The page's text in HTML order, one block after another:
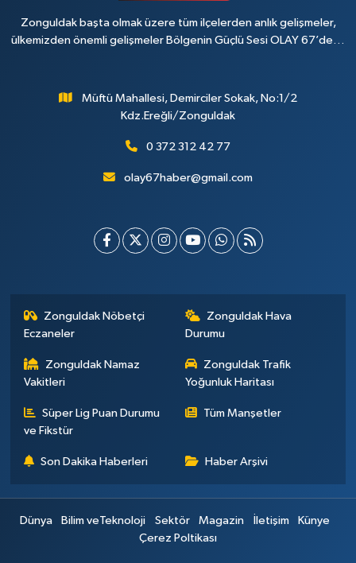
Zonguldak başta olmak üzere tüm ilçelerden anlık gelişmeler,
ülkemizden önemli gelişmeler Bölgenin Güçlü Sesi OLAY 67’de…
Müftü Mahallesi, Demirciler Sokak, No:1/2
Kdz.Ereğli/Zonguldak
0 372 312 42 77
olay67haber@gmail.com
Zonguldak Nöbetçi
Eczaneler
Zonguldak Hava
Durumu
Zonguldak Namaz
Vakitleri
Zonguldak Trafik
Yoğunluk Haritası
Süper Lig Puan Durumu
ve Fikstür
Tüm Manşetler
Son Dakika Haberleri Haber Arşivi
Dünya Bilim veTeknoloji Sektör Magazin İletişim
Künye
Çerez Poltikası